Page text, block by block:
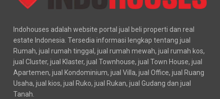
Indohouses adalah website portal jual beli properti dan real
estate Indonesia. Tersedia informasi lengkap tentang jual
Rumah, jual rumah tinggal, jual rumah mewah, jual rumah kos,
jual Cluster, jual Klaster, jual Townhouse, jual Town House, jual
Apartemen, jual Kondominium, jual Villa, jual Office, jual Ruang
Usaha, jual kios, jual Ruko, jual Rukan, jual Gudang dan jual
Tanah.